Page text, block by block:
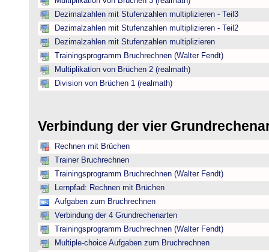
Dezimalzahlen mit Stufenzahlen multiplizieren - Teil3
Dezimalzahlen mit Stufenzahlen multiplizieren - Teil2
Dezimalzahlen mit Stufenzahlen multiplizieren
Trainingsprogramm Bruchrechnen (Walter Fendt)
Multiplikation von Brüchen 2 (realmath)
Division von Brüchen 1 (realmath)
Verbindung der vier
Rechnen mit Brüchen
Trainer Bruchrechnen
Trainingsprogramm Bruchrechnen (Walter Fendt)
Lernpfad: Rechnen mit Brüchen
Aufgaben zum Bruchrechnen
Verbindung der 4 Grundrechenarten
Trainingsprogramm Bruchrechnen (Walter Fendt)
Multiple-choice Aufgaben zum Bruchrechnen